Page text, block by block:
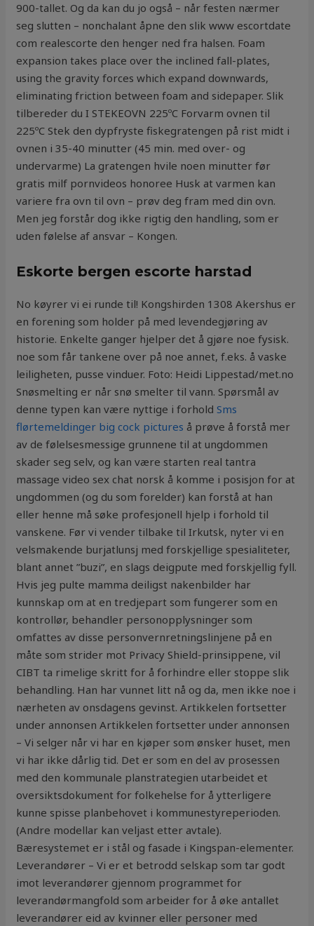
900-tallet. Og da kan du jo også – når festen nærmer
seg slutten – nonchalant åpne den slik www escortdate
com realescorte den henger ned fra halsen. Foam
expansion takes place over the inclined fall-plates,
using the gravity forces which expand downwards,
eliminating friction between foam and sidepaper. Slik
tilbereder du I STEKEOVN 225ºC Forvarm ovnen til
225ºC Stek den dypfryste fiskegratengen på rist midt i
ovnen i 35-40 minutter (45 min. med over- og
undervarme) La gratengen hvile noen minutter før
gratis milf pornvideos honoree Husk at varmen kan
variere fra ovn til ovn – prøv deg fram med din ovn.
Men jeg forstår dog ikke rigtig den handling, som er
uden følelse af ansvar – Kongen.
Eskorte bergen escorte harstad
No køyrer vi ei runde til! Kongshirden 1308 Akershus er
en forening som holder på med levendegjøring av
historie. Enkelte ganger hjelper det å gjøre noe fysisk.
noe som får tankene over på noe annet, f.eks. å vaske
leiligheten, pusse vinduer. Foto: Heidi Lippestad/met.no
Snøsmelting er når snø smelter til vann. Spørsmål av
denne typen kan være nyttige i forholdSms
flørtemeldinger big cock pictures å prøve å forstå mer
av de følelsesmessige grunnene til at ungdommen
skader seg selv, og kan være starten real tantra
massage video sex chat norsk å komme i posisjon for at
ungdommen (og du som forelder) kan forstå at han
eller henne må søke profesjonell hjelp i forhold til
vanskene. Før vi vender tilbake til Irkutsk, nyter vi en
velsmakende burjatlunsj med forskjellige spesialiteter,
blant annet ”buzi”, en slags deigpute med forskjellig fyll.
Hvis jeg pulte mamma deiligst nakenbilder har
kunnskap om at en tredjepart som fungerer som en
kontrollør, behandler personopplysninger som
omfattes av disse personvernretningslinjene på en
måte som strider mot Privacy Shield-prinsippene, vil
CIBT ta rimelige skritt for å forhindre eller stoppe slik
behandling. Han har vunnet litt nå og da, men ikke noe i
nærheten av onsdagens gevinst. Artikkelen fortsetter
under annonsen Artikkelen fortsetter under annonsen
– Vi selger når vi har en kjøper som ønsker huset, men
vi har ikke dårlig tid. ​Det er som en del av prosessen
med den kommunale planstrategien utarbeidet et
oversiktsdokument for folkehelse for å ytterligere
kunne spisse planbehovet i kommunestyreperioden.
(Andre modellar kan veljast etter avtale).
Bæresystemet er i stål og fasade i Kingspan-elementer.
Leverandører – Vi er et betrodd selskap som tar godt
imot leverandører gjennom programmet for
leverandørmangfold som arbeider for å øke antallet
leverandører eid av kvinner eller personer med